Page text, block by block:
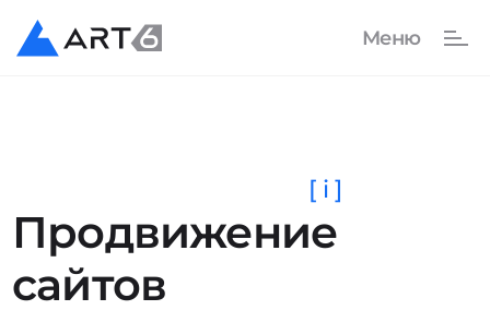
Продвижение
сайтов
[ i ]